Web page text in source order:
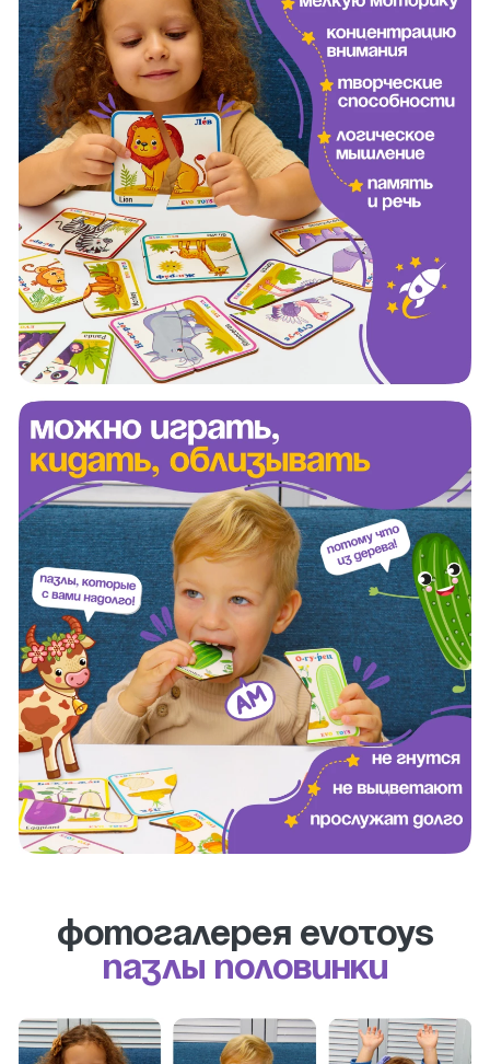
Фотогалерея evotoys
пазлы половинки